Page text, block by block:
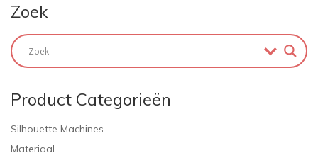
Zoek
Product Categorieën
Silhouette Machines
Materiaal